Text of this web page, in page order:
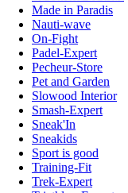
Made in Paradis
Nauti-wave
On-Fight
Padel-Expert
Pecheur-Store
Pet and Garden
Slowood Interior
Smash-Expert
Sneak'In
Sneakids
Sport is good
Training-Fit
Trek-Expert